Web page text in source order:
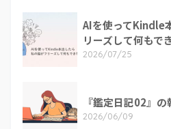
AIを使ってKindle
リーズして何もで
2026/07/25
『鑑定日記02』の
2026/06/09